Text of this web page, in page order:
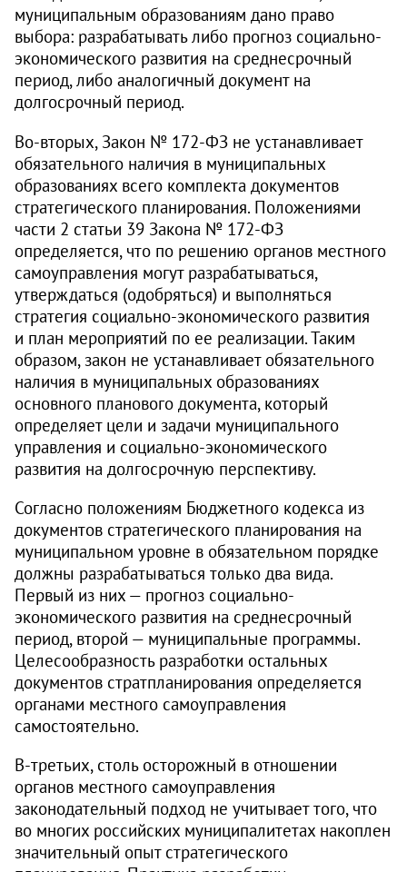
муниципальным образованиям дано право
выбора: разрабатывать либо прогноз социально-
экономического развития на среднесрочный
период, либо аналогичный документ на
долгосрочный период.
Во-вторых, Закон № 172‑ФЗ не устанавливает
обязательного наличия в муниципальных
образованиях всего комплекта документов
стратегического планирования. Положениями
части 2 статьи 39 Закона № 172‑ФЗ
определяется, что по решению органов местного
самоуправления могут разрабатываться,
утверждаться (одобряться) и выполняться
стратегия социально-экономического развития
и план мероприятий по ее реализации. Таким
образом, закон не устанавливает обязательного
наличия в муниципальных образованиях
основного планового документа, который
определяет цели и задачи муниципального
управления и социально-экономического
развития на долгосрочную перспективу.
Согласно положениям Бюджетного кодекса из
документов стратегического планирования на
муниципальном уровне в обязательном порядке
должны разрабатываться только два вида.
Первый из них — прогноз социально-
экономического развития на среднесрочный
период, второй — муниципальные программы.
Целесообразность разработки остальных
документов стратпланирования определяется
органами местного самоуправления
самостоятельно.
В-третьих, столь осторожный в отношении
органов местного самоуправления
законодательный подход не учитывает того, что
во многих российских муниципалитетах накоплен
значительный опыт стратегического